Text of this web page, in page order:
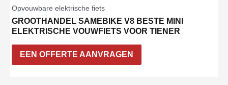
Opvouwbare elektrische fiets
GROOTHANDEL SAMEBIKE V8 BESTE MINI
ELEKTRISCHE VOUWFIETS VOOR TIENER
EEN OFFERTE AANVRAGEN